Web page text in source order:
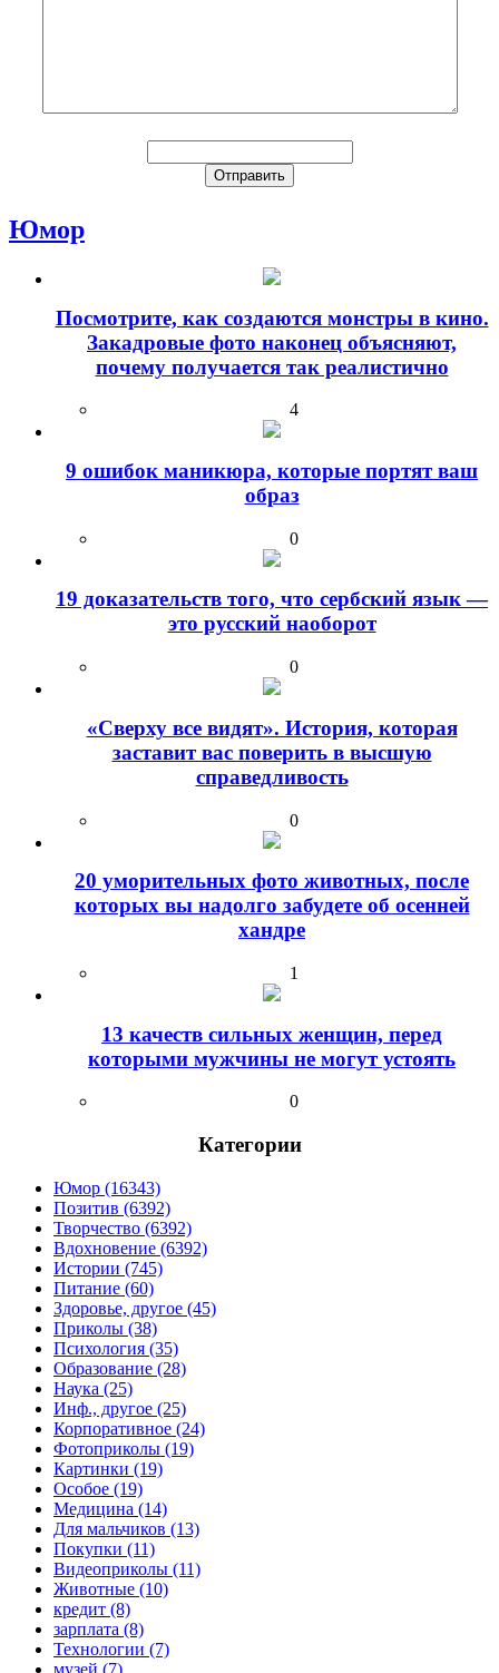
Юмор
Посмотрите, как создаются монстры в кино.
Закадровые фото наконец объясняют,
почему получается так реалистично
4
9 ошибок маникюра, которые портят ваш
образ
0
19 доказательств того, что сербский язык —
это русский наоборот
0
«Сверху все видят». История, которая
заставит вас поверить в высшую
справедливость
0
20 уморительных фото животных, после
которых вы надолго забудете об осенней
хандре
1
13 качеств сильных женщин, перед
которыми мужчины не могут устоять
0
Категории
Юмор (16343)
Позитив (6392)
Творчество (6392)
Вдохновение (6392)
Истории (745)
Питание (60)
Здоровье, другое (45)
Приколы (38)
Психология (35)
Образование (28)
Наука (25)
Инф., другое (25)
Корпоративное (24)
Фотоприколы (19)
Картинки (19)
Особое (19)
Медицина (14)
Для мальчиков (13)
Покупки (11)
Видеоприколы (11)
Животные (10)
кредит (8)
зарплата (8)
Технологии (7)
музей (7)